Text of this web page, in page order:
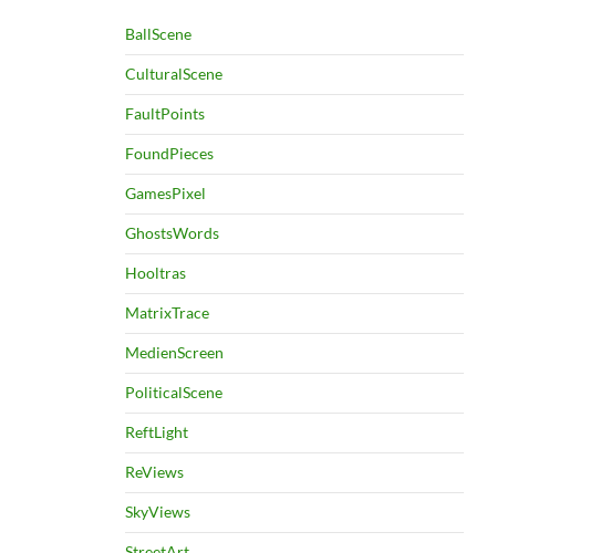
BallScene
CulturalScene
FaultPoints
FoundPieces
GamesPixel
GhostsWords
Hooltras
MatrixTrace
MedienScreen
PoliticalScene
ReftLight
ReViews
SkyViews